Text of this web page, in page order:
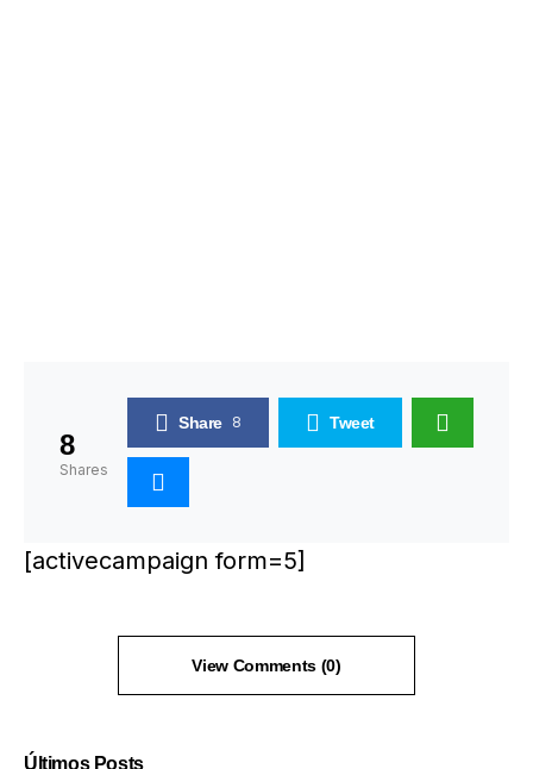
8
Shares
Share 8 Tweet
[activecampaign form=5]
View Comments (0)
Últimos Posts